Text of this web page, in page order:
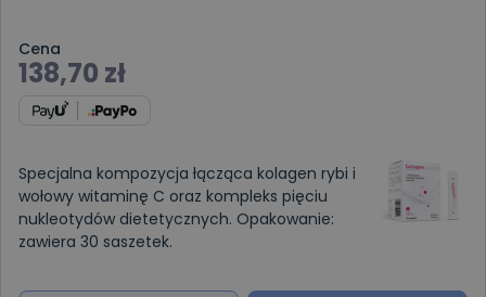
Cena
138,70 zł
Specjalna kompozycja łącząca kolagen rybi i
wołowy witaminę C oraz kompleks pięciu
nukleotydów dietetycznych. Opakowanie:
zawiera 30 saszetek.